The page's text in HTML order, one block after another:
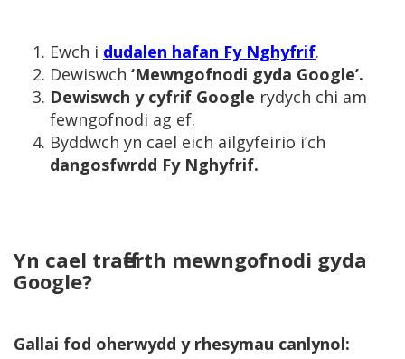
Ewch i dudalen hafan Fy Nghyfrif.
Dewiswch ‘Mewngofnodi gyda Google’.
Dewiswch y cyfrif Google rydych chi am
fewngofnodi ag ef.
Byddwch yn cael eich ailgyfeirio i’ch
dangosfwrdd Fy Nghyfrif.
Yn cael trafferth mewngofnodi gyda
Google?
Gallai fod oherwydd y rhesymau canlynol: